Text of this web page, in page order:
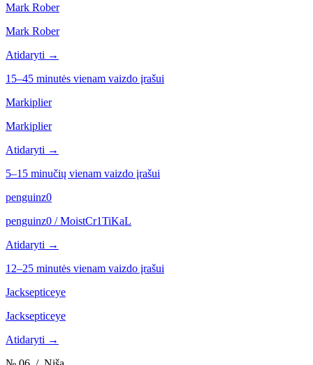
Mark Rober
Mark Rober
Atidaryti →
15–45 minutės vienam vaizdo įrašui
Markiplier
Markiplier
Atidaryti →
5–15 minučių vienam vaizdo įrašui
penguinz0
penguinz0 / MoistCr1TiKaL
Atidaryti →
12–25 minutės vienam vaizdo įrašui
Jacksepticeye
Jacksepticeye
Atidaryti →